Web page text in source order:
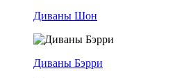
Диваны Шон
Диваны Бэрри